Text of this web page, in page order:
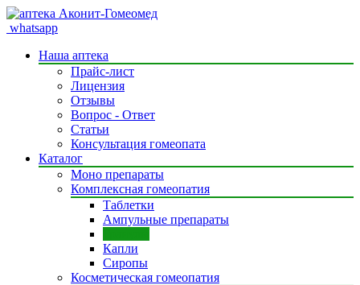
whatsapp
Наша аптека
Прайс-лист
Лицензия
Отзывы
Вопрос - Ответ
Статьи
Консультация гомеопата
Каталог
Моно препараты
Комплексная гомеопатия
Таблетки
Ампульные препараты
Капли
Сиропы
Косметическая гомеопатия